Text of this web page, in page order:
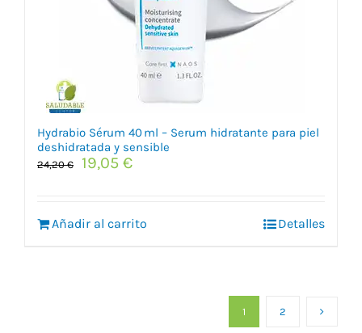
Hydrabio Sérum 40 ml – Serum hidratante para piel
deshidratada y sensible
24,20€
El
era:
24,20 €.
19,05 €El
es:
19,05 €.
Añadir al carrito Detalles
1 2